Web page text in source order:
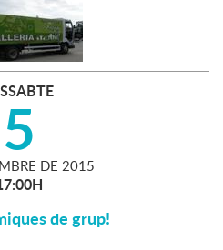
5 DE 2015
de grup!